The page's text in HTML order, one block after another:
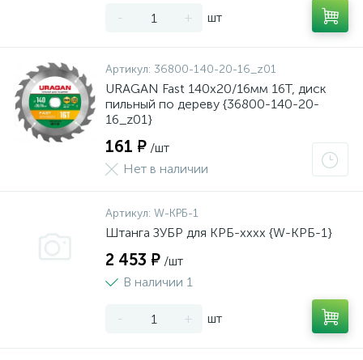
- + шт
Артикул: 36800-140-20-16_z01
URAGAN Fast 140x20/16мм 16Т, диск
пильный по дереву {36800-140-20-
16_z01}
161 ₽ /шт
Нет в наличии
Артикул: W-КРБ-1
Штанга ЗУБР для КРБ-хххх {W-КРБ-1}
2 453 ₽ /шт
В наличии 1
- + шт